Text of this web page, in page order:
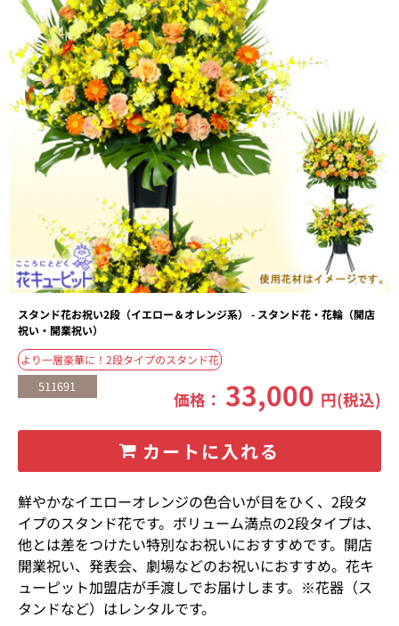
スタンド花お祝い2段（イエロー＆オレンジ系） - スタンド花・花輪（開店
祝い・開業祝い）
より一層豪華に！2段タイプのスタンド花
511691
価格： 33,000 円(税込)
カートに入れる
鮮やかなイエローオレンジの色合いが目をひく、2段タ
イプのスタンド花です。ボリューム満点の2段タイプは、
他とは差をつけたい特別なお祝いにおすすめです。開店
開業祝い、発表会、劇場などのお祝いにおすすめ。花キ
ューピット加盟店が手渡しでお届けします。※花器（ス
タンドなど）はレンタルです。